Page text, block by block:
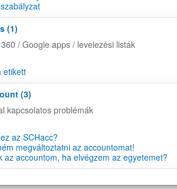
(1)
/ Google apps / levelezési listák
etikett
(3)
kapcsolatos problémák
az SCHacc?
megváltoztatni az accountomat!
az accountom, ha elvégzem az egyetemet?